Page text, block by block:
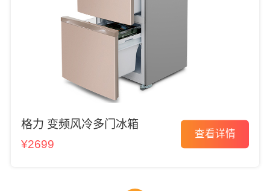
格力 变频风冷多门冰箱
¥2699
查看详情